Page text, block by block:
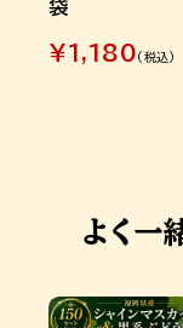
袋
¥1,180 (税込)
よく一